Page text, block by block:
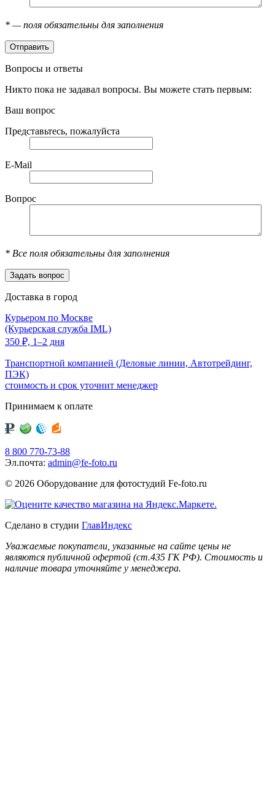
* — поля обязательны для заполнения
Вопросы и ответы
Никто пока не задавал вопросы. Вы можете стать первым:
Ваш вопрос
Представьтесь, пожалуйста
E-Mail
Вопрос
* Все поля обязательны для заполнения
Доставка в город
Курьером по Москве
(Курьерская служба IML)
350 ₽, 1–2 дня
Транспортной компанией (Деловые линии, Автотрейдинг,
ПЭК)
стоимость и срок уточнит менеджер
Принимаем к оплате
8 800 770-73-88
Эл.почта: admin@fe-foto.ru
© 2026 Оборудование для фотостудий Fe-foto.ru
Сделано в студии ГлавИндекс
Уважаемые покупатели, указанные на сайте цены не
являются публичной офертой (ст.435 ГК РФ). Стоимость и
наличие товара уточняйте у менеджера.